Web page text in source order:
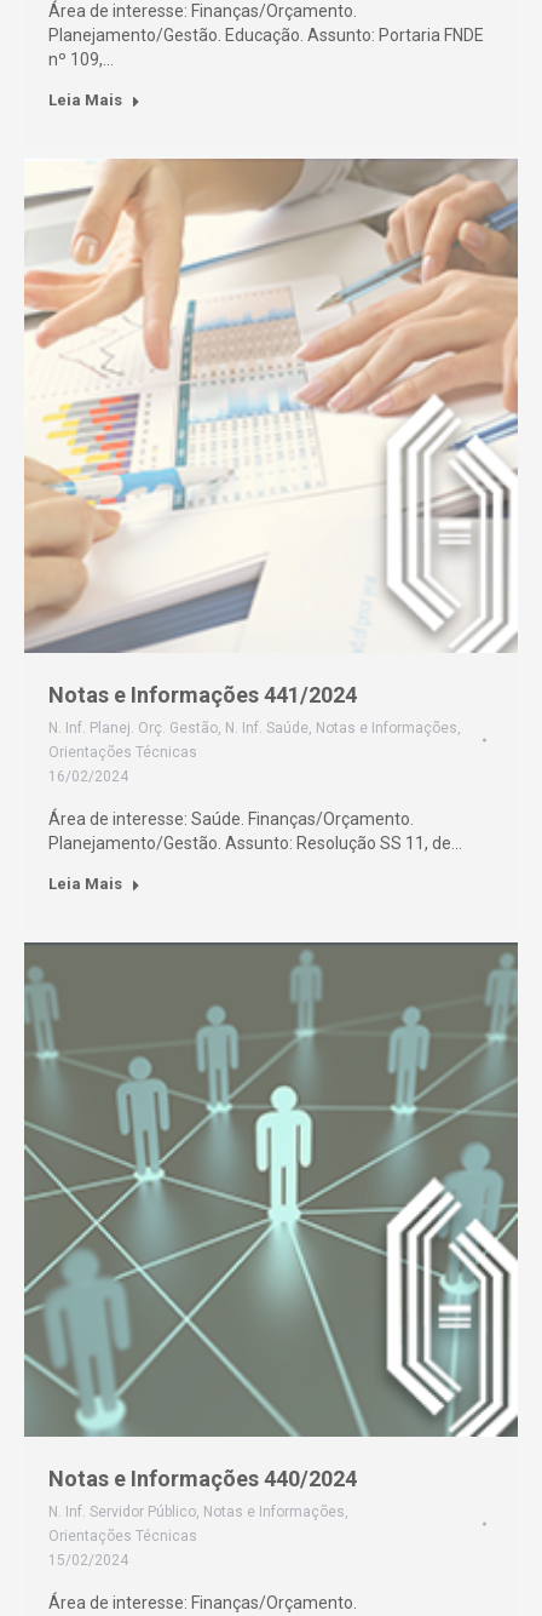
Área de interesse: Finanças/Orçamento.
Planejamento/Gestão. Educação. Assunto: Portaria FNDE
nº 109,…
Leia Mais
Notas e Informações 441/2024
N. Inf. Planej. Orç. Gestão, N. Inf. Saúde, Notas e Informações,
Orientações Técnicas
16/02/2024
Área de interesse: Saúde. Finanças/Orçamento.
Planejamento/Gestão. Assunto: Resolução SS 11, de…
Leia Mais
Notas e Informações 440/2024
N. Inf. Servidor Público, Notas e Informações,
Orientações Técnicas
15/02/2024
Área de interesse: Finanças/Orçamento.